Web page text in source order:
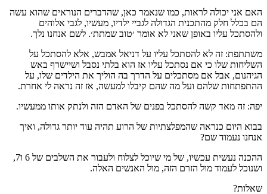
האם אני יכולה לראות, כמו שנאמר כאן, שהדברים הנוראים שהוא עשה
הם בכלל חלק מהתכנית הגדולה לגביי ילדיו, מעשיו, לגבי אלוהים
ולהסתכל עליו באופן שאני לא אומר ׳טוב שמתת׳. לשם אנחנו נלך.
משתתפת: זה לא להסתכל עליו על דניאל אמבש, אלא להסתכל על
השליחות שלו כי אם נסתכל עליו אז הוא בלתי נסבל ושיישרף באש
הגיהנום, אבל אם מסתכלים על הדרך בה הוליך את הילדים שלו, על
ההתפתחות שלהם ועל מה שהם קיבלו למעשה, אז זה נראה לי אחרת.
יפה: זה מאד קשה להסתכל בפנים של האדם הזה ולנתק אותו ממעשיו.
בבוא היום כנראה שהמפלצתיות של הרוע תהיה עוד יותר גדולה, ואיך
אנחנו נעמוד שם?
ההכנה נעשית עכשיו, של מי שיוכל לצלוח ולעבור את השלבים של 6 ו7,
ושנוכל לעמוד מול הזרם הזה, מול האנשים האלה.
שאלות?